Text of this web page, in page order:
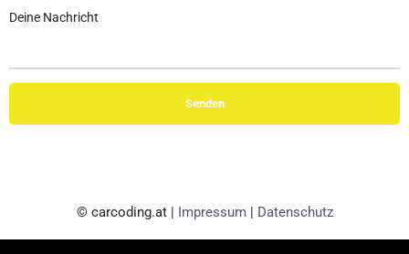
Deine Nachricht
© carcoding.at | Impressum| Datenschutz